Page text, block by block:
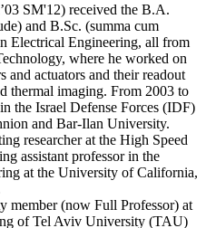
SM'12) received the B.A.
and B.Sc. (summa cum
Electrical Engineering, all from
where he worked on
actuators and their readout
thermal imaging. From 2003 to
the Israel Defense Forces (IDF)
and Bar-Ilan University.
researcher at the High Speed
assistant professor in the
at the University of California,
member (now Full Professor) at
of Tel Aviv University (TAU)